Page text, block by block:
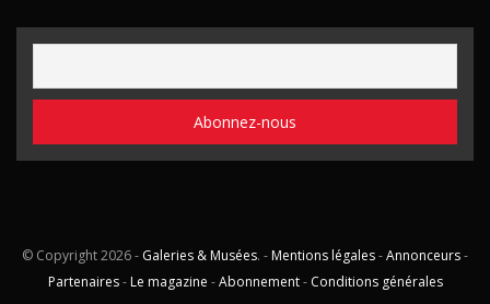
© Copyright2026 - Galeries & Musées. - Mentions légales-Annonceurs-
Partenaires- Le magazine -Abonnement- Conditions générales